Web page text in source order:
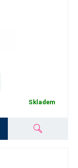
Skladem